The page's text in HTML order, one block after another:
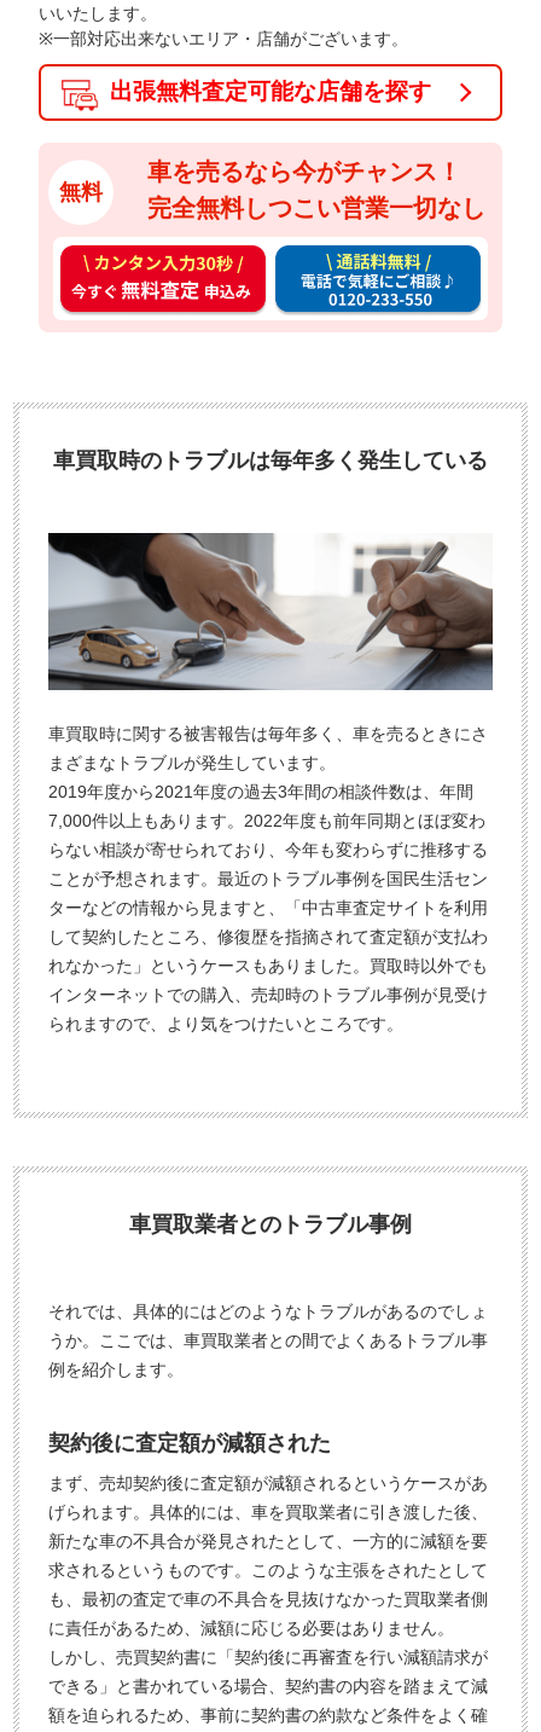
いいたします。
※一部対応出来ないエリア・店舗がございます。
出張無料査定可能な店舗を探す
無料
車を売るなら今がチャンス！
完全無料しつこい営業一切なし
カ
ン
タ
力
3
0
ぐ
無
料
定
申
込
み
通
料
お
電
話
ご
車買取時のトラブルは毎年多く発生している
車買取時に関する被害報告は毎年多く、車を売るときにさ
まざまなトラブルが発生しています。
2019年度から2021年度の過去3年間の相談件数は、年間
7,000件以上もあります。2022年度も前年同期とほぼ変わ
らない相談が寄せられており、今年も変わらずに推移する
ことが予想されます。最近のトラブル事例を国民生活セン
ターなどの情報から見ますと、「中古車査定サイトを利用
して契約したところ、修復歴を指摘されて査定額が支払わ
れなかった」というケースもありました。買取時以外でも
インターネットでの購入、売却時のトラブル事例が見受け
られますので、より気をつけたいところです。
車買取業者とのトラブル事例
それでは、具体的にはどのようなトラブルがあるのでしょ
うか。ここでは、車買取業者との間でよくあるトラブル事
例を紹介します。
契約後に査定額が減額された
まず、売却契約後に査定額が減額されるというケースがあ
げられます。具体的には、車を買取業者に引き渡した後、
新たな車の不具合が発見されたとして、一方的に減額を要
求されるというものです。このような主張をされたとして
も、最初の査定で車の不具合を見抜けなかった買取業者側
に責任があるため、減額に応じる必要はありません。
しかし、売買契約書に「契約後に再審査を行い減額請求が
できる」と書かれている場合、契約書の内容を踏まえて減
額を迫られるため、事前に契約書の約款など条件をよく確